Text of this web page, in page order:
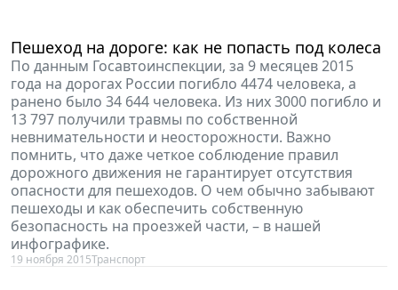
Пешеход на дороге: как не попасть под колеса
По данным Госавтоинспекции, за 9 месяцев 2015
года на дорогах России погибло 4474 человека, а
ранено было 34 644 человека. Из них 3000 погибло и
13 797 получили травмы по собственной
невнимательности и неосторожности. Важно
помнить, что даже четкое соблюдение правил
дорожного движения не гарантирует отсутствия
опасности для пешеходов. О чем обычно забывают
пешеходы и как обеспечить собственную
безопасность на проезжей части, – в нашей
инфографике.
19 ноября 2015Транспорт